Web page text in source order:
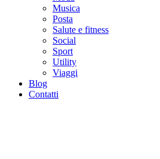
Musica
Posta
Salute e fitness
Social
Sport
Utility
Viaggi
Blog
Contatti